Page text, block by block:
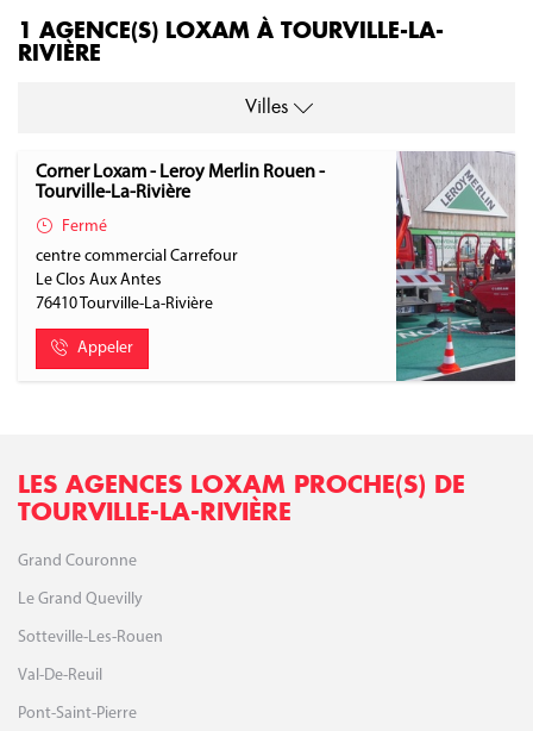
1 AGENCE(S) LOXAM À TOURVILLE-LA-
RIVIÈRE
Villes
Corner Loxam - Leroy Merlin Rouen -
Tourville-La-Rivière
Fermé
centre commercial Carrefour
Le Clos Aux Antes
76410 Tourville-La-Rivière
Appeler
LES AGENCES LOXAM PROCHE(S) DE
TOURVILLE-LA-RIVIÈRE
Grand Couronne
Le Grand Quevilly
Sotteville-Les-Rouen
Val-De-Reuil
Pont-Saint-Pierre